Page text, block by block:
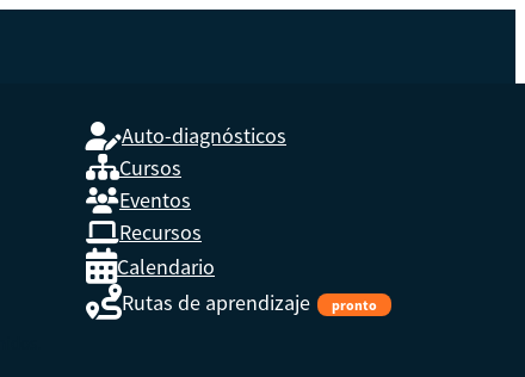
Auto-diagnósticos
Cursos
Eventos
Recursos
Calendario
Rutas de aprendizaje
pronto